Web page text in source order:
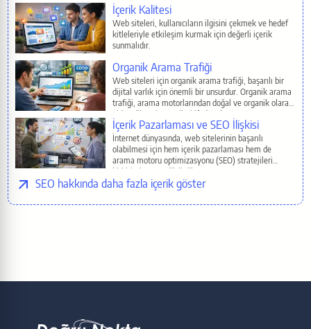
E-Mail
Copy
İlgili Sayfalar İçerik Kalitesi
Web siteleri, kullanıcıların ilgisini çekmek ve hedef
kitleleriyle etkileşim kurmak için değerli içerik
sunmalıdır.
Organik Arama Trafiği
Web siteleri için organik arama trafiği, başarılı bir
dijital varlık için önemli bir unsurdur. Organik arama
trafiği, arama motorlarından doğal ve organik olarak
elde edilen ziyaretçileri ifade eder.
İçerik Pazarlaması ve SEO İlişkisi
İnternet dünyasında, web sitelerinin başarılı
olabilmesi için hem içerik pazarlaması hem de
arama motoru optimizasyonu (SEO) stratejileri
birbirinden ayrı düşünülemez.
SEO